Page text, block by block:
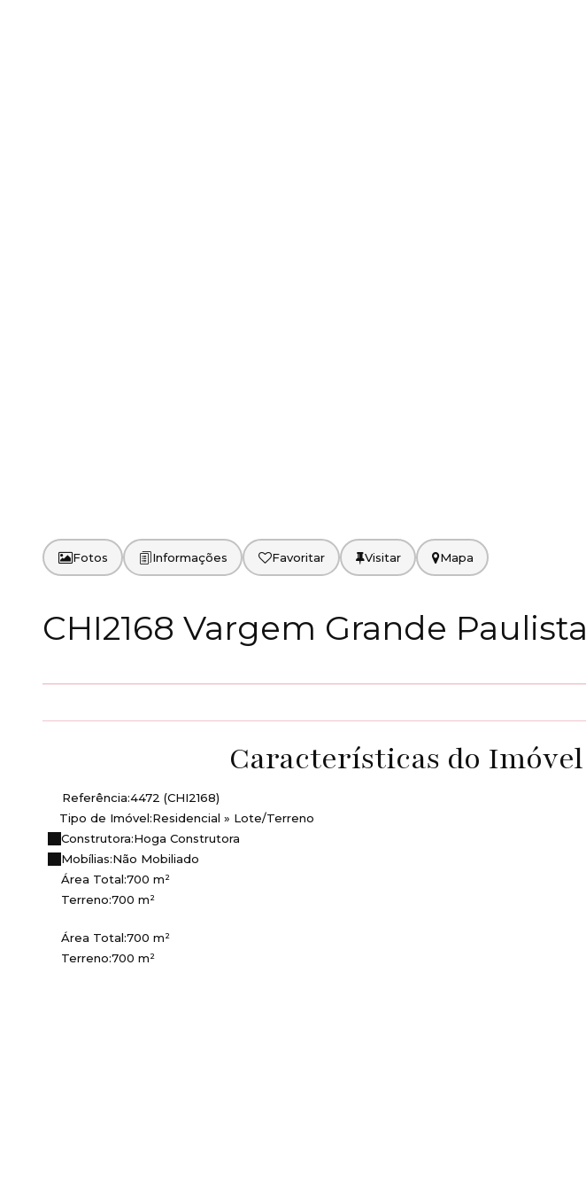
Fotos Favoritar Mapa
CHI2168 Vargem Grande Paulista
Características do Imóvel
Referência:4472 (CHI2168)
Tipo de Imóvel:Residencial » Lote/Terreno
Construtora:Hoga Construtora
Mobílias:Não Mobiliado
Área Total:700 m²
Terreno:700 m²
Área Total:700 m²
Terreno:700 m²